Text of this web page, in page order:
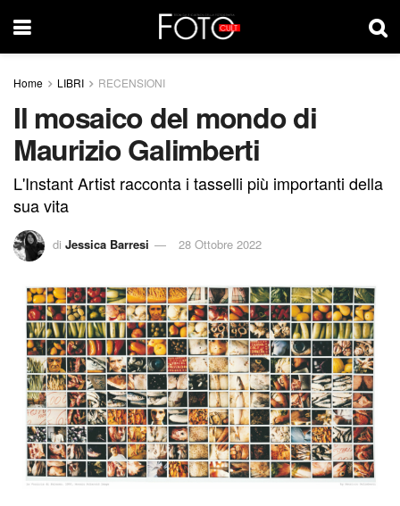
Home LIBRI RECENSIONI
Il mosaico del mondo di
Maurizio Galimberti
L'Instant Artist racconta i tasselli più importanti della
sua vita
di Jessica Barresi 28 Ottobre 2022